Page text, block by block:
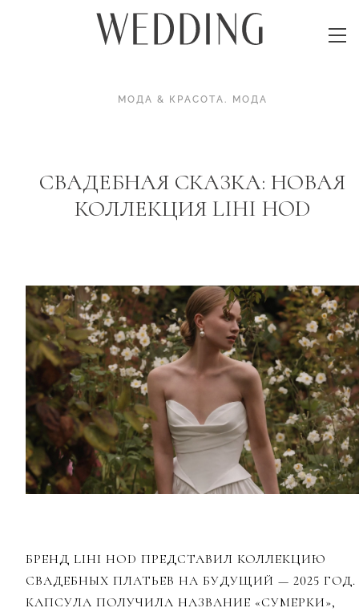
МОДА & КРАСОТА. МОДА
СВАДЕБНАЯ СКАЗКА: НОВАЯ
КОЛЛЕКЦИЯ LIHI HOD
БРЕНД LIHI HOD ПРЕДСТАВИЛ КОЛЛЕКЦИЮ
СВАДЕБНЫХ ПЛАТЬЕВ НА БУДУЩИЙ — 2025 ГОД.
КАПСУЛА ПОЛУЧИЛА НАЗВАНИЕ «СУМЕРКИ»,